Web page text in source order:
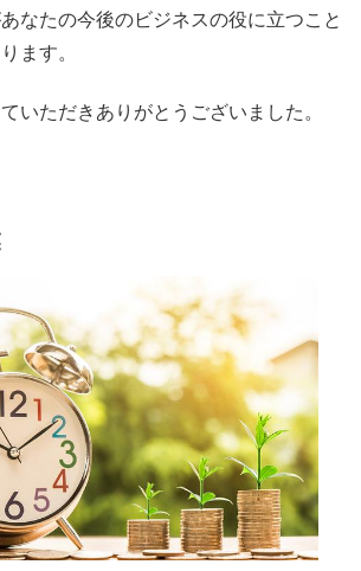
なたの今後のビジネスの役に立つこと
ます。
いただきありがとうございました。